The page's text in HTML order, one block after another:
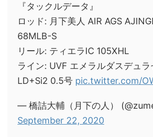
『タックルデータ』
ロッド: 月下美人 AIR AGS
68MLB-S
リール: ティエラIC 105XHL
ライン: UVF エメラルダスデュ
LD+Si2 0.5号 pic.twitter.com/
— 橋詰大輔（月下の人）
September 22, 2020